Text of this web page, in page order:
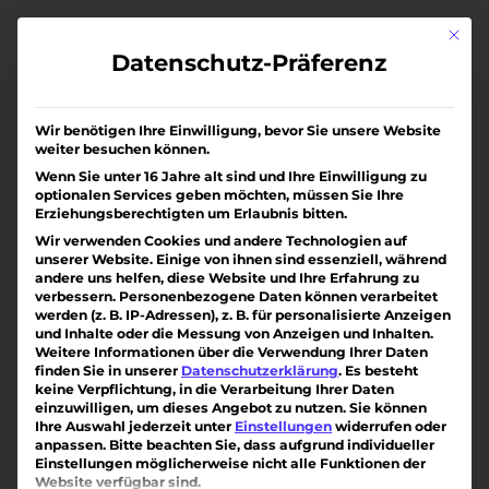
schöner Wohnen in Ihringen *VERKAUFT*
Mit
Datenschutz-Präferenz
Wir benötigen Ihre Einwilligung, bevor Sie unsere Website
weiter besuchen können.
Wenn Sie unter 16 Jahre alt sind und Ihre Einwilligung zu
optionalen Services geben möchten, müssen Sie Ihre
Erziehungsberechtigten um Erlaubnis bitten.
Wir verwenden Cookies und andere Technologien auf
unserer Website. Einige von ihnen sind essenziell, während
andere uns helfen, diese Website und Ihre Erfahrung zu
verbessern. Personenbezogene Daten können verarbeitet
werden (z. B. IP-Adressen), z. B. für personalisierte Anzeigen
und Inhalte oder die Messung von Anzeigen und Inhalten.
Weitere Informationen über die Verwendung Ihrer Daten
finden Sie in unserer Datenschutzerklärung. Es besteht
keine Verpflichtung, in die Verarbeitung Ihrer Daten
einzuwilligen, um dieses Angebot zu nutzen. Sie können
Ihre Auswahl jederzeit unter Einstellungen widerrufen oder
anpassen. Bitte beachten Sie, dass aufgrund individueller
Einstellungen möglicherweise nicht alle Funktionen der
Website verfügbar sind.